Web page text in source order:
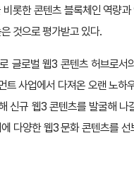
롯한 콘텐츠 블록체인 역량
것으로 평가받고 있다.
글로벌 웹3 콘텐츠 허브로서
트 사업에서 다져온 오랜 노하
신규 웹3 콘텐츠를 발굴해 나
다양한 웹3 문화 콘텐츠를 선